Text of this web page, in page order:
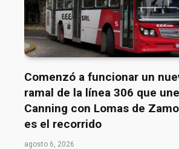
Comenzó a funcionar un
ramal de la línea 306 que une
Canning con Lomas de
es el recorrido
agosto 6, 2026